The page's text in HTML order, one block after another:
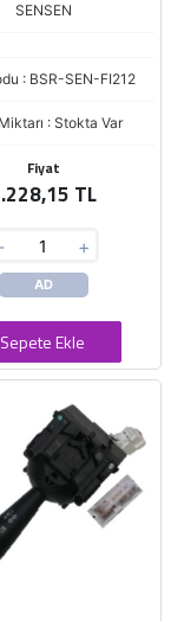
SENSEN
: BSR-SEN-FI212
: Stokta Var
Fiyat
TL
+
AD
Sepete Ekle